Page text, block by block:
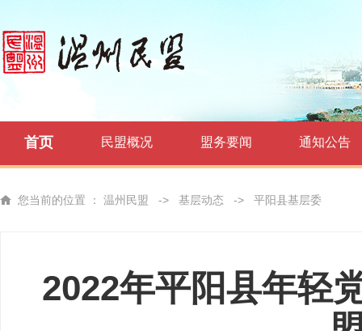
首页 民盟概况 盟务要闻 通知公告
您当前的位置 ： 温州民盟 -> 基层动态 -> 平阳县基层委
2022年平阳县年轻